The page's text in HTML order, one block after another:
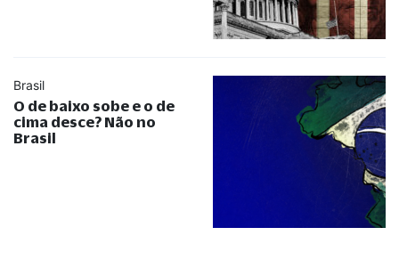
Brasil
O de baixo sobe e o de
cima desce? Não no
Brasil